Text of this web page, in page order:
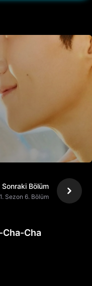
Sonraki Bölüm
1. Sezon 6. Bölüm
Cha